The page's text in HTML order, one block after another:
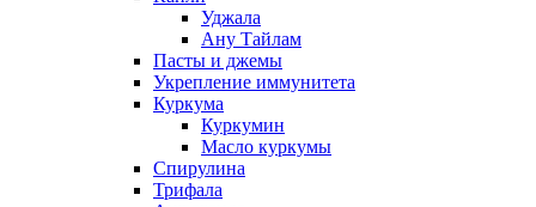
Уджала
Ану Тайлам
Пасты и джемы
Укрепление иммунитета
Куркума
Куркумин
Масло куркумы
Спирулина
Трифала